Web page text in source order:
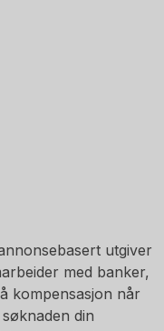
utgiver
med banker,
kompensasjon når
din